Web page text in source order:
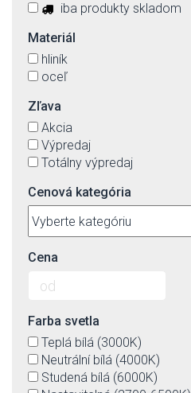
iba produkty skladom
Materiál
hliník
oceľ
Zľava
Akcia
Výpredaj
Totálny výpredaj
Cenová kategória
Cena
Farba svetla
Teplá bílá (3000K)
Neutrální bílá (4000K)
Studená bílá (6000K)